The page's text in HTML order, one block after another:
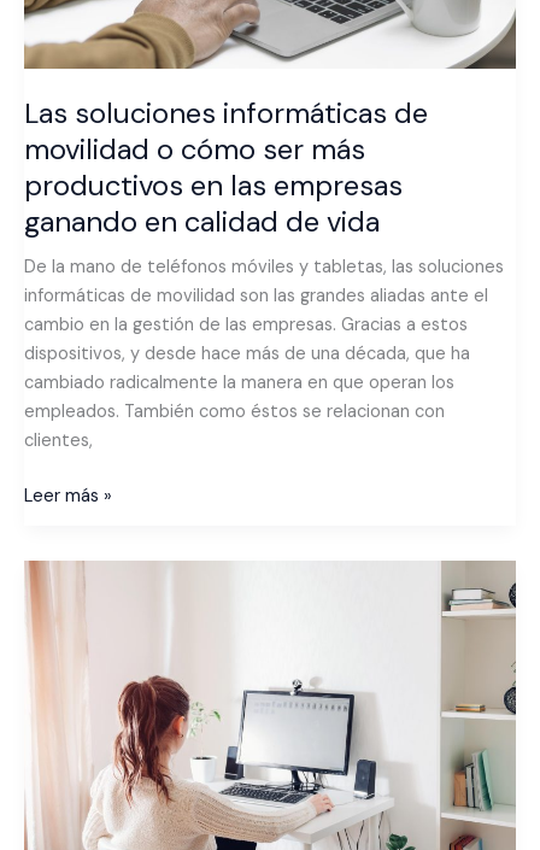
Las soluciones informáticas de
movilidad o cómo ser más
productivos en las empresas
ganando en calidad de vida
De la mano de teléfonos móviles y tabletas, las soluciones
informáticas de movilidad son las grandes aliadas ante el
cambio en la gestión de las empresas. Gracias a estos
dispositivos, y desde hace más de una década, que ha
cambiado radicalmente la manera en que operan los
empleados. También como éstos se relacionan con
clientes,
productivos
en
las
empresas
ganando
en
calidad
de
vida
Leer más »
Teletrabajo,
la
mejor
trabajadores
la